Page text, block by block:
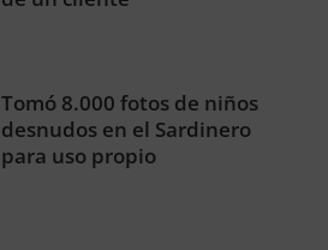
Tomó 8.000 fotos de niños
desnudos en el Sardinero
para uso propio